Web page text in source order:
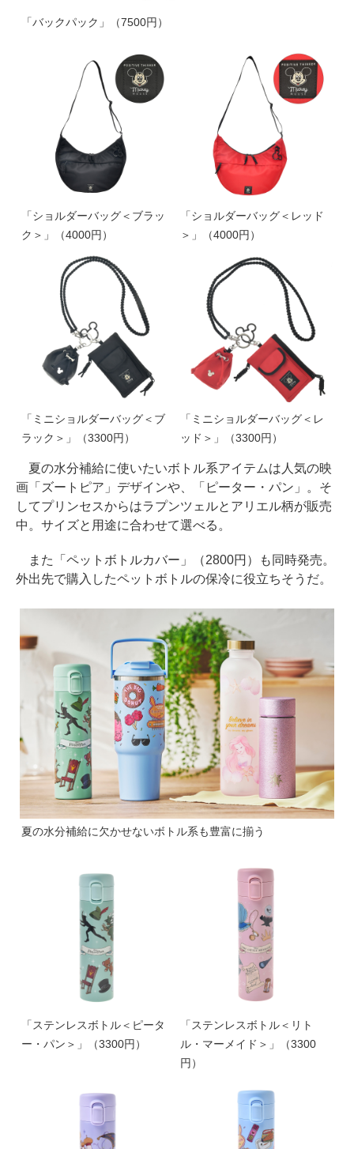
「バックパック」（7500円）
「ショルダーバッグ＜ブラッ
ク＞」（4000円）
「ショルダーバッグ＜レッド
＞」（4000円）
「ミニショルダーバッグ＜ブ
ラック＞」（3300円）
「ミニショルダーバッグ＜レ
ッド＞」（3300円）
夏の水分補給に使いたいボトル系アイテムは人気の映
画「ズートピア」デザインや、「ピーター・パン」。そ
してプリンセスからはラプンツェルとアリエル柄が販売
中。サイズと用途に合わせて選べる。
また「ペットボトルカバー」（2800円）も同時発売。
外出先で購入したペットボトルの保冷に役立ちそうだ。
夏の水分補給に欠かせないボトル系も豊富に揃う
「ステンレスボトル＜ピータ
ー・パン＞」（3300円）
「ステンレスボトル＜リト
ル・マーメイド＞」（3300
円）